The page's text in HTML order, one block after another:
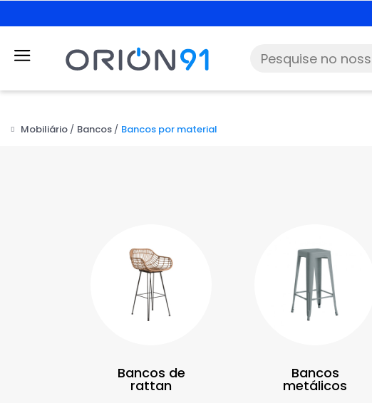
Mobiliário Bancos Bancos por material
Bancos de
rattan
Bancos
metálicos